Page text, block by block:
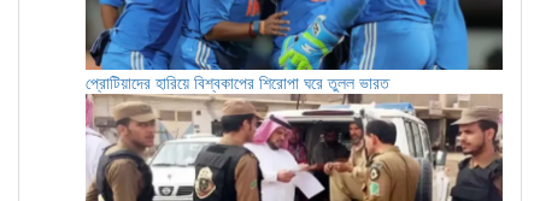
প্রোটিয়াদের হারিয়ে বিশ্বকাপের শিরোপা ঘরে তুলল ভারত